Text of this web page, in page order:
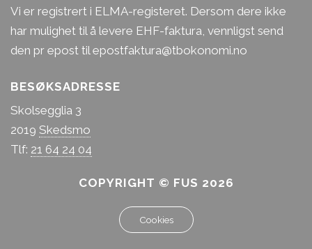
Vi er registrert i ELMA-registeret. Dersom dere ikke
har mulighet til å levere EHF-faktura, vennligst send
den pr epost til epostfaktura@tbokonomi.no
BESØKSADRESSE
Skolsegglia 3
2019 Skedsmo
Tlf: 21 64 24 04
COPYRIGHT © FUS 2026
Cookies